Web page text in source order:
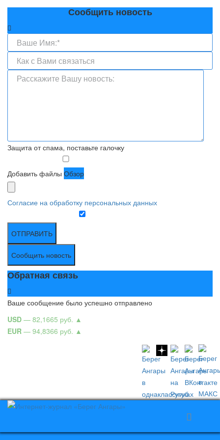
Сообщить новость
Защита от спама, поставьте галочку
Добавить файлы Обзор
Согласие на обработку персональных данных
ОТПРАВИТЬ
Сообщить новость
Обратная связь
Ваше сообщение было успешно отправлено
USD — 82,1665 руб. ▲
EUR — 94,8366 руб. ▲